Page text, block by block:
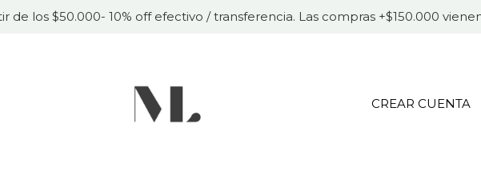
de los $50.000- 10% off efectivo / transferencia. Las compras +$150.000
CREAR CUENTA